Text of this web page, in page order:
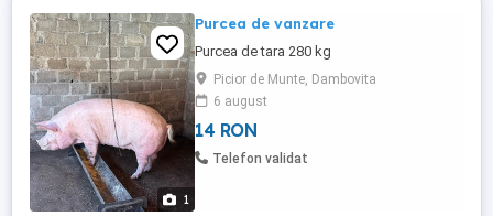
1
Purcea de vanzare
Purcea de tara 280 kg
Picior de Munte, Dambovita
6 august
14 RON
Telefon validat